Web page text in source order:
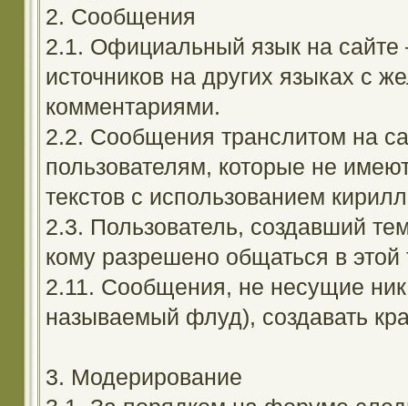
2. Сообщения
2.1. Официальный язык на сайте
источников на других языках с
комментариями.
2.2. Сообщения транслитом на
пользователям, которые не
текстов с использованием
2.3. Пользователь, создавший
кому разрешено общаться в
2.11. Сообщения, не несущие
называемый флуд), создавать
3. Модерирование